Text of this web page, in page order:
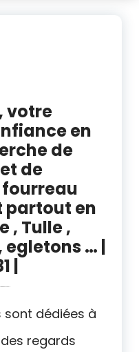
votre
en
de
de
partout en
, Tulle ,
egletons … |
|
sont dédiées à
regards